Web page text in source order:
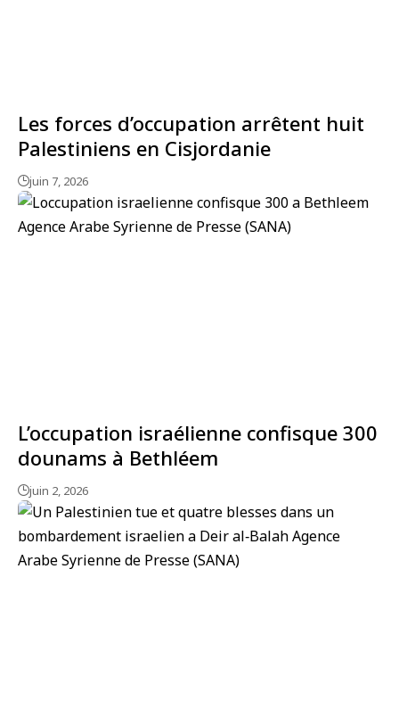
Les forces d’occupation arrêtent huit
Palestiniens en Cisjordanie
juin 7, 2026
L’occupation israélienne confisque 300
dounams à Bethléem
juin 2, 2026